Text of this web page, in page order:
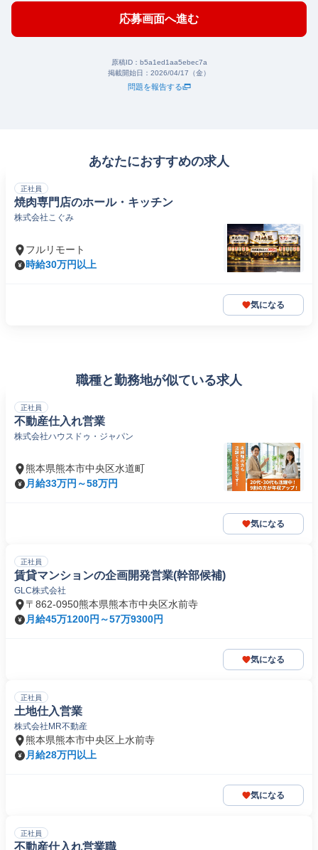
応募画面へ進む
原稿ID： b5a1ed1aa5ebec7a
掲載開始日： 2026/04/17（金）
問題を報告する
あなたにおすすめの求人
正社員
焼肉専門店のホール・キッチン
株式会社こぐみ
フルリモート
時給30万円以上
気になる
職種と勤務地が似ている求人
正社員
不動産仕入れ営業
株式会社ハウスドゥ・ジャパン
熊本県熊本市中央区水道町
月給33万円～58万円
気になる
正社員
賃貸マンションの企画開発営業(幹部候補)
GLC株式会社
〒862-0950熊本県熊本市中央区水前寺
月給45万1200円～57万9300円
気になる
正社員
土地仕入営業
株式会社MR不動産
熊本県熊本市中央区上水前寺
月給28万円以上
気になる
正社員
不動産仕入れ営業職